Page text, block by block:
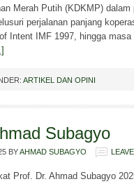
Merah Putih (KDKMP)
perjalanan panjang
Intent IMF 1997, hingga
ARTIKEL DAN OPINI
Subagyo
BYAHMAD SUBAGYO
Prof. Dr. Ahmad Subagyo